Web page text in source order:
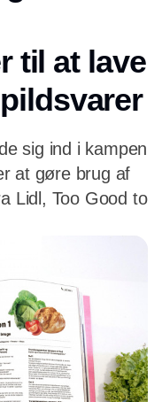
til at lave
sig ind i kampen
at gøre brug af
Lidl, Too Good to